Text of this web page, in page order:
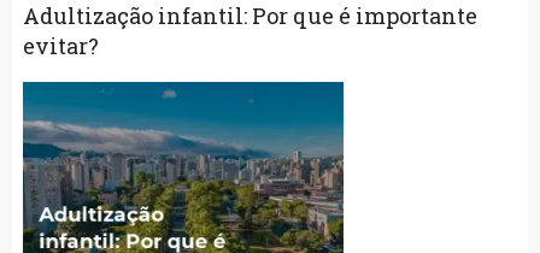
Adultização infantil: Por que é importante
evitar?